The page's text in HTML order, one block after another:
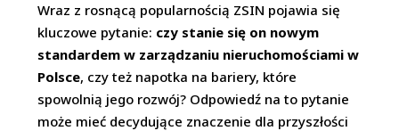
Wraz z rosnącą popularnością ZSIN pojawia się
kluczowe pytanie: czy stanie się on nowym
standardem w zarządzaniu nieruchomościami w
Polsce, czy też napotka na bariery, które
spowolnią jego rozwój? Odpowiedź na to pytanie
może mieć decydujące znaczenie dla przyszłości